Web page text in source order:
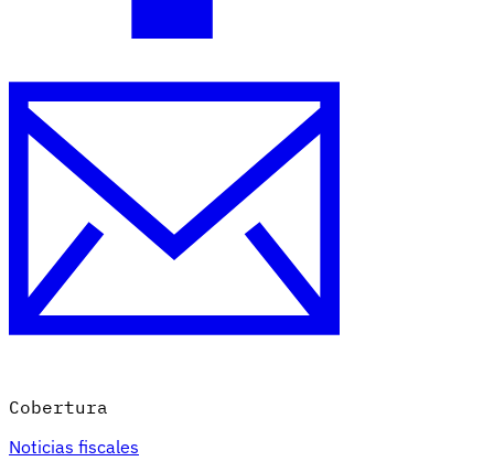
Expertos
Nuestros autores
Conviértase en colaborador
Cobertura
Noticias fiscales